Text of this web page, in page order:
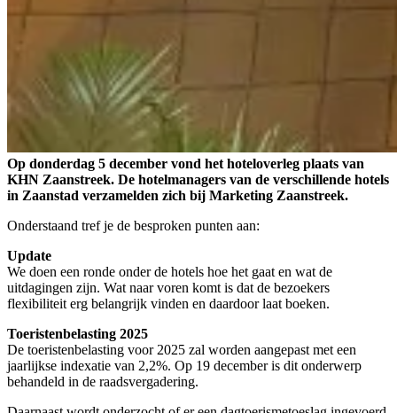
Op donderdag 5 december vond het hoteloverleg plaats van
KHN Zaanstreek. De hotelmanagers van de verschillende hotels
in Zaanstad verzamelden zich bij Marketing Zaanstreek.
Onderstaand tref je de besproken punten aan:
Update
We doen een ronde onder de hotels hoe het gaat en wat de
uitdagingen zijn. Wat naar voren komt is dat de bezoekers
flexibiliteit erg belangrijk vinden en daardoor laat boeken.
Toeristenbelasting 2025
De toeristenbelasting voor 2025 zal worden aangepast met een
jaarlijkse indexatie van 2,2%. Op 19 december is dit onderwerp
behandeld in de raadsvergadering.